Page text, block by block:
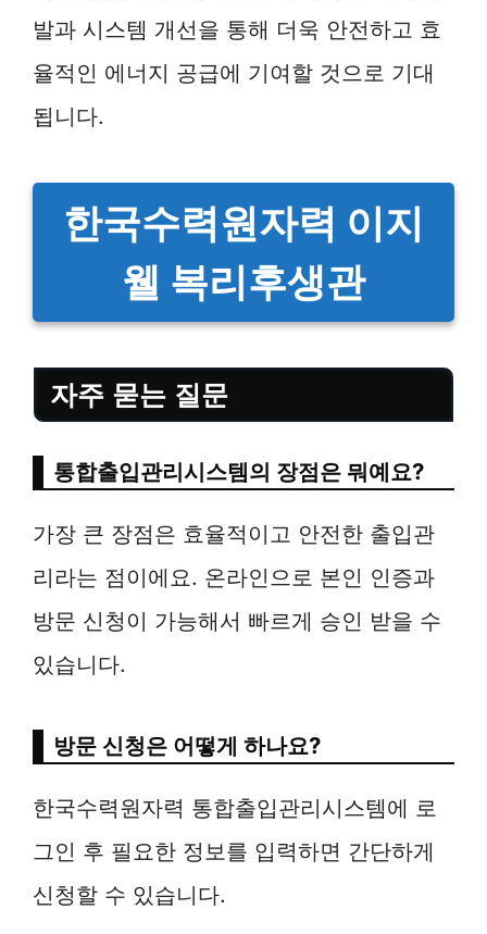
발과 시스템 개선을 통해 더욱 안전하고 효
율적인 에너지 공급에 기여할 것으로 기대
됩니다.
한국수력원자력 이지
웰 복리후생관
자주 묻는 질문
통합출입관리시스템의 장점은 뭐예요?
가장 큰 장점은 효율적이고 안전한 출입관
리라는 점이에요. 온라인으로 본인 인증과
방문 신청이 가능해서 빠르게 승인 받을 수
있습니다.
방문 신청은 어떻게 하나요?
한국수력원자력 통합출입관리시스템에 로
그인 후 필요한 정보를 입력하면 간단하게
신청할 수 있습니다.